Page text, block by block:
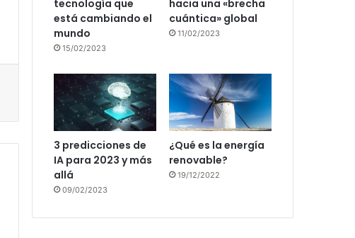
tecnología que
está cambiando el
mundo
15/02/2023
hacia una «brecha
cuántica» global
11/02/2023
3 predicciones de
IA para 2023 y más
allá
09/02/2023
¿Qué es la energía
renovable?
19/12/2022